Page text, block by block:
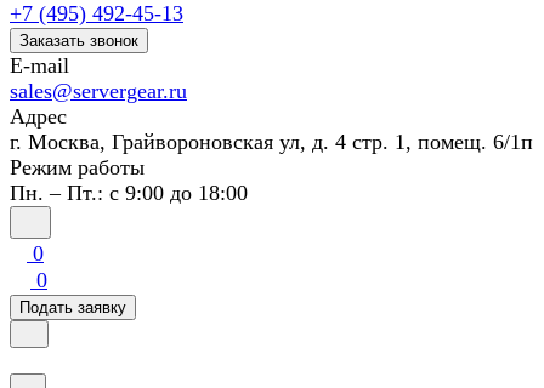
+7 (495) 492-45-13
Заказать звонок
E-mail
sales@servergear.ru
Адрес
г. Москва, Грайвороновская ул, д. 4 стр. 1, помещ. 6/1п
Режим работы
Пн. – Пт.: с 9:00 до 18:00
0
0
Подать заявку